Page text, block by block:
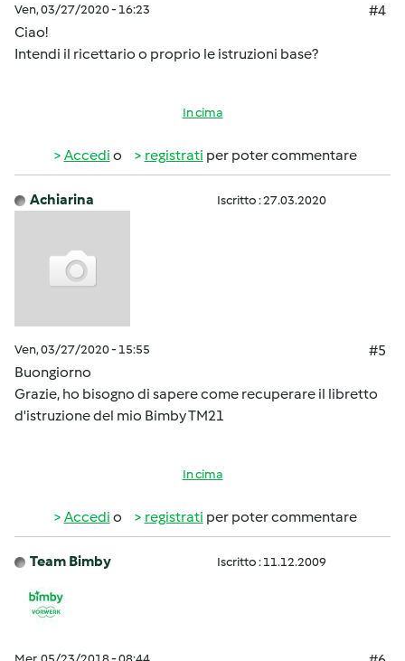
Ven, 03/27/2020 - 16:23
#4
Ciao!
Intendi il ricettario o proprio le istruzioni base?
In cima
Accedi o registrati per poter commentare
Achiarina Iscritto : 27.03.2020
Ven, 03/27/2020 - 15:55
#5
Buongiorno
Grazie, ho bisogno di sapere come recuperare il libretto
d'istruzione del mio Bimby TM21
In cima
Accedi o registrati per poter commentare
Team Bimby Iscritto : 11.12.2009